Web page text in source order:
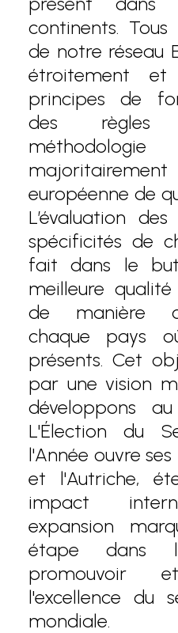
continents.
de notre réseau
étroitement et
principes de
des règles
européenne de
L’évaluation
spécificités de
fait dans le
meilleure
de manière
chaque pays
présents. Cet
par une vision
développons
L'Élection du
l'Année ouvre
et l'Autriche,
impact
expansion
étape dans
promouvoir
l'excellence du
mondiale.